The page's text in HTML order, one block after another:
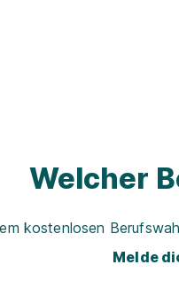
Welcher
kostenlosen
Melde